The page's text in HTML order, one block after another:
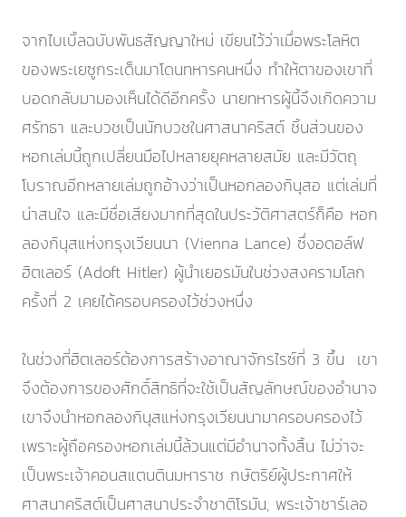
จากไบเบิ้ลฉบับพันธสัญญาใหม่ เขียนไว้ว่าเมื่อพระโลหิต
ของพระเยซูกระเด็นมาโดนทหารคนหนึ่ง ทำให้ตาของเขาที่
บอดกลับมามองเห็นได้ดีอีกครั้ง นายทหารผู้นี้จึงเกิดความ
ศรัทธา และบวชเป็นนักบวชในศาสนาคริสต์ ชิ้นส่วนของ
หอกเล่มนี้ถูกเปลี่ยนมือไปหลายยุคหลายสมัย และมีวัตถุ
โบราณอีกหลายเล่มถูกอ้างว่าเป็นหอกลองกินุสอ แต่เล่มที่
น่าสนใจ และมีชื่อเสียงมากที่สุดในประวัติศาสตร์ก็คือ หอก
ลองกินุสแห่งกรุงเวียนนา (Vienna Lance) ซึ่งอดอล์ฟ
ฮิตเลอร์ (Adoft Hitler) ผู้นำเยอรมันในช่วงสงครามโลก
ครั้งที่ 2 เคยได้ครอบครองไว้ช่วงหนึ่ง
ในช่วงที่ฮิตเลอร์ต้องการสร้างอาณาจักรไรซ์ที่ 3 ขึ้น เขา
จึงต้องการของศักดิ์สิทธิที่จะใช้เป็นสัญลักษณ์ของอำนาจ
เขาจึงนำหอกลองกินุสแห่งกรุงเวียนนามาครอบครองไว้
เพราะผู้ถือครองหอกเล่มนี้ล้วนแต่มีอำนาจทั้งสิ้น ไม่ว่าจะ
เป็นพระเจ้าคอนสแตนตินมหาราช กษัตริย์ผู้ประกาศให้
ศาสนาคริสต์เป็นศาสนาประจำชาติโรมัน, พระเจ้าชาร์เลอ